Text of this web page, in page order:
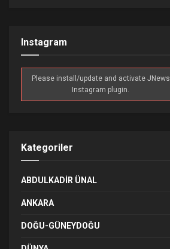
Instagram
Please install/update and activate JNews
Instagram plugin.
Kategoriler
ABDULKADIR ÜNAL
ANKARA
DOĞU-GÜNEYDOĞU